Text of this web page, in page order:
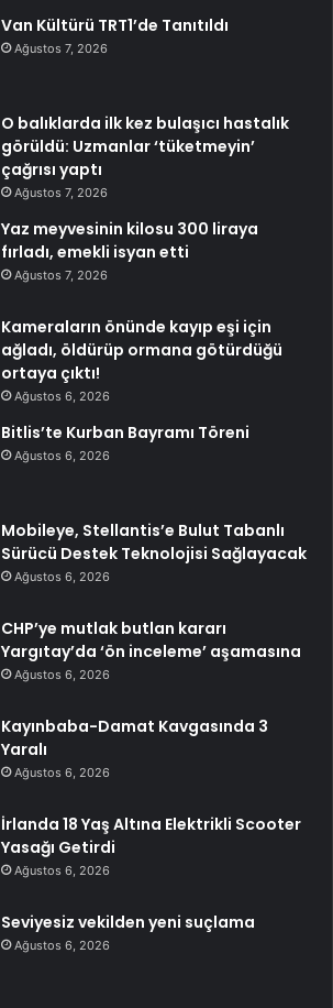
Van Kültürü TRT1’de Tanıtıldı
Ağustos 7, 2026
O balıklarda ilk kez bulaşıcı hastalık
görüldü: Uzmanlar ‘tüketmeyin’
çağrısı yaptı
Ağustos 7, 2026
Yaz meyvesinin kilosu 300 liraya
fırladı, emekli isyan etti
Ağustos 7, 2026
Kameraların önünde kayıp eşi için
ağladı, öldürüp ormana götürdüğü
ortaya çıktı!
Ağustos 6, 2026
Bitlis’te Kurban Bayramı Töreni
Ağustos 6, 2026
Mobileye, Stellantis’e Bulut Tabanlı
Sürücü Destek Teknolojisi Sağlayacak
Ağustos 6, 2026
CHP’ye mutlak butlan kararı
Yargıtay’da ‘ön inceleme’ aşamasına
Ağustos 6, 2026
Kayınbaba-Damat Kavgasında 3
Yaralı
Ağustos 6, 2026
İrlanda 18 Yaş Altına Elektrikli Scooter
Yasağı Getirdi
Ağustos 6, 2026
Seviyesiz vekilden yeni suçlama
Ağustos 6, 2026